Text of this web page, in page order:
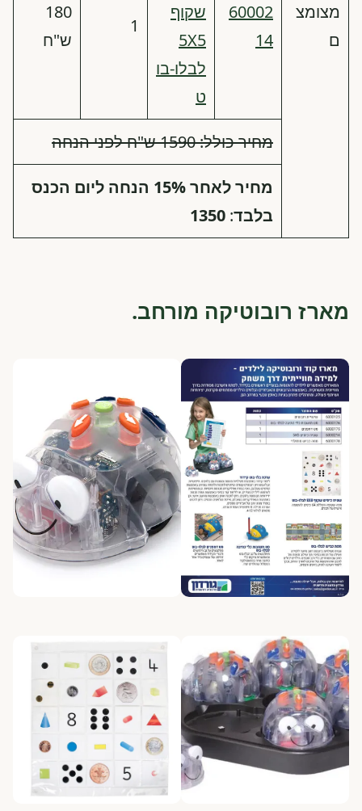
מצומצ
ם
60002
14
שקוף
5X5
לבלו-בו
ט
1
180
ש"ח
מחיר כולל: 1590 ש"ח לפני הנחה
מחיר לאחר 15% הנחה ליום הכנס
בלבד:
מארז רובוטיקה מורחב.